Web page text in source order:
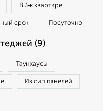
В 3‑к квартире
срок Посуточно
(9)
Таунхаусы
Из сип панелей